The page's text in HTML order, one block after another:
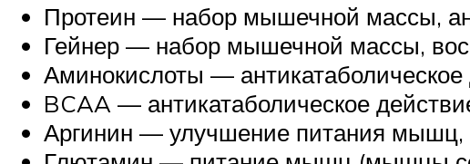
Протеин — набор мышечной массы,
Гейнер — набор мышечной массы,
Аминокислоты —
BCAA — антикатаболическое
Аргинин — улучшение питания мышц,